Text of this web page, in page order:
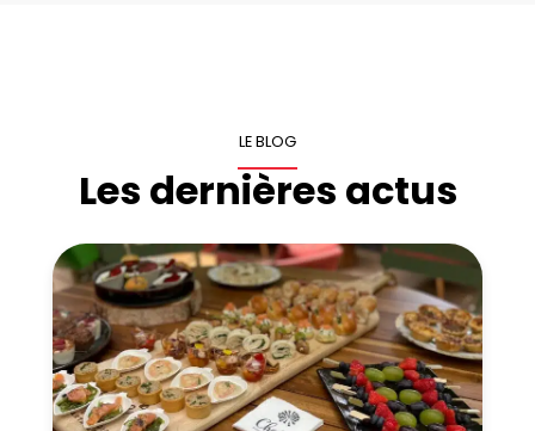
LE BLOG
Les dernières actus